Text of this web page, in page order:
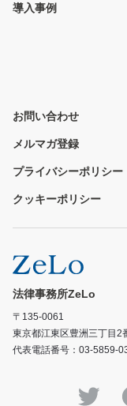
導入事例
お問い合わせ
メルマガ登録
プライバシーポリシー
クッキーポリシー
法律事務所ZeLo
〒135-0061
東京都江東区豊洲三丁目2
代表電話番号：03-5859-